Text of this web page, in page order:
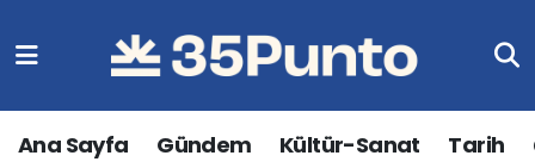
Ana Sayfa Gündem Kültür-Sanat Tarih